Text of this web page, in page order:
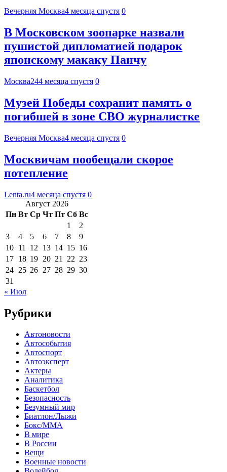
Вечерняя Москва4 месяца спустя 0
В Московском зоопарке назвали
пушистой дипломатией подарок
японскому макаку Панчу
Москва244 месяца спустя 0
Музей Победы сохранит память о
погибшей в зоне СВО журналистке
Вечерняя Москва4 месяца спустя 0
Москвичам пообещали скорое
потепление
Lenta.ru4 месяца спустя 0
Август 2026
Пн Вт Ср Чт Пт Сб Вс
1
2
3
4 5 6 7 8
9
10 11 12 13 14 15 16
17 18 19 20 21 22 23
24 25 26 27 28 29 30
31
« Июл
Рубрики
Автоновости
Автособытия
Автоспорт
Автоэксперт
Актеры
Аналитика
Баскетбол
Безопасность
Безумный мир
Биатлон/Лыжи
Бокс/MMA
В мире
В России
Вещи
Военные новости